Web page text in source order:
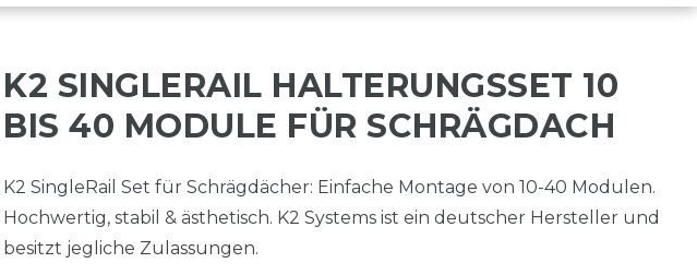
K2 SINGLERAIL HALTERUNGSSET 10
BIS 40 MODULE FÜR SCHRÄGDACH
K2 SingleRail Set für Schrägdächer: Einfache Montage von 10-40 Modulen.
Hochwertig, stabil & ästhetisch. K2 Systems ist ein deutscher Hersteller und
besitzt jegliche Zulassungen.